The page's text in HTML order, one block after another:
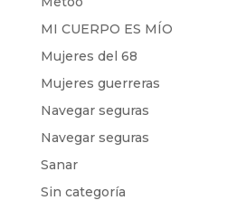
MI CUERPO ES MÍO
Mujeres del 68
Mujeres guerreras
Navegar seguras
Navegar seguras
Sanar
Sin categoría